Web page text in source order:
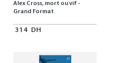
Alex Cross, mort ou vif -
Grand Format
314 DH